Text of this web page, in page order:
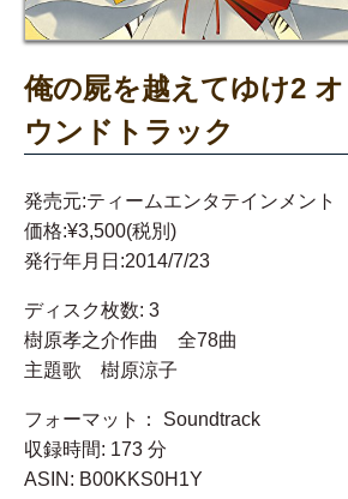
俺の屍を越えてゆけ2
ウンドトラック
発売元:ティームエンタテインメント
価格:¥3,500(税別)
発行年月日:2014/7/23
ディスク枚数: 3
樹原孝之介作曲 全78曲
主題歌 樹原涼子
フォーマット： Soundtrack
収録時間: 173 分
ASIN: B00KKS0H1Y